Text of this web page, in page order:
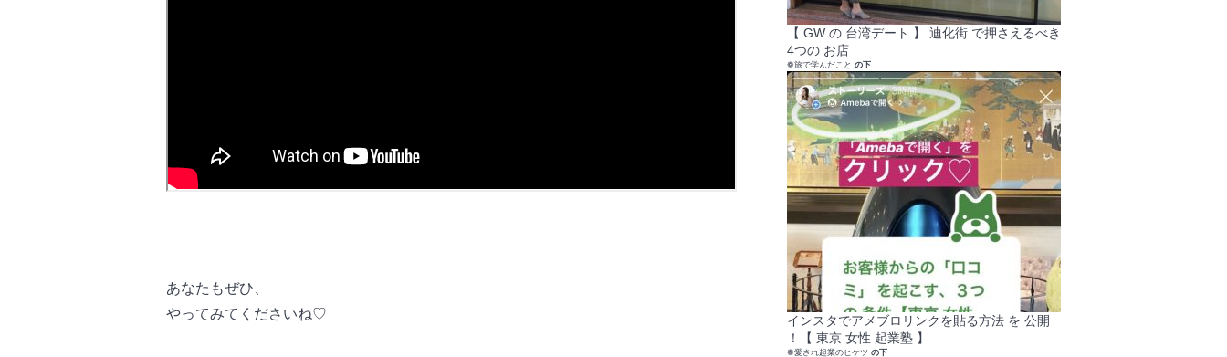
あなたもぜひ、
やってみてくださいね♡
【 GW の 台湾デート 】 迪化街 で押さえるべき
4つの お店
❁旅で学んだこと の下
インスタでアメブロリンクを貼る方法 を 公開
！【 東京 女性 起業塾 】
❁愛され起業のヒケツ の下